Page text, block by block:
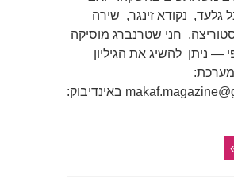
גלעד, נקודא זינגר, שירה
חני שטרנברג מוסיקה
— ניתן להשיג את הגיליון
makaf.magazine@gmail.com באינדיבוק: